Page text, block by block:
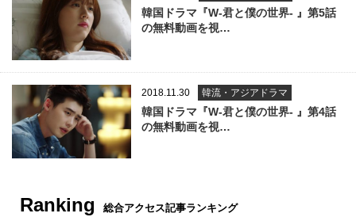
韓国ドラマ『W-君と僕の世界- 』第5話
の無料動画を視…
2018.11.30 韓流・アジアドラマ
韓国ドラマ『W-君と僕の世界- 』第4話
の無料動画を視…
Ranking 総合アクセス記事ランキング